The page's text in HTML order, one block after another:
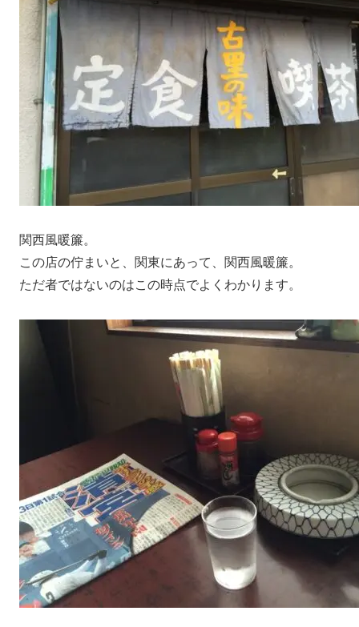
関西風暖簾。
この店の佇まいと、関東にあって、関西風暖簾。
ただ者ではないのはこの時点でよくわかります。